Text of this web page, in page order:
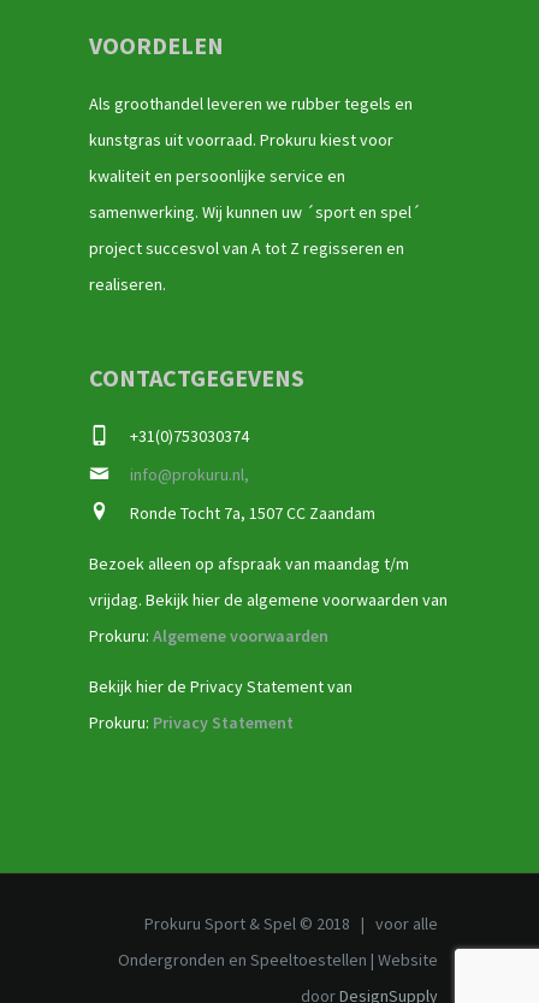
VOORDELEN
Als groothandel leveren we rubber tegels en
kunstgras uit voorraad. Prokuru kiest voor
kwaliteit en persoonlijke service en
samenwerking. Wij kunnen uw ´sport en spel´
project succesvol van A tot Z regisseren en
realiseren.
CONTACTGEGEVENS
+31(0)753030374
info@prokuru.nl,
Ronde Tocht 7a, 1507 CC Zaandam
Bezoek alleen op afspraak van maandag t/m
vrijdag. Bekijk hier de algemene voorwaarden van
Prokuru: Algemene voorwaarden
Bekijk hier de Privacy Statement van
Prokuru: Privacy Statement
Prokuru Sport & Spel © 2018 | voor alle
Ondergronden en Speeltoestellen | Website
doorDesignSupply